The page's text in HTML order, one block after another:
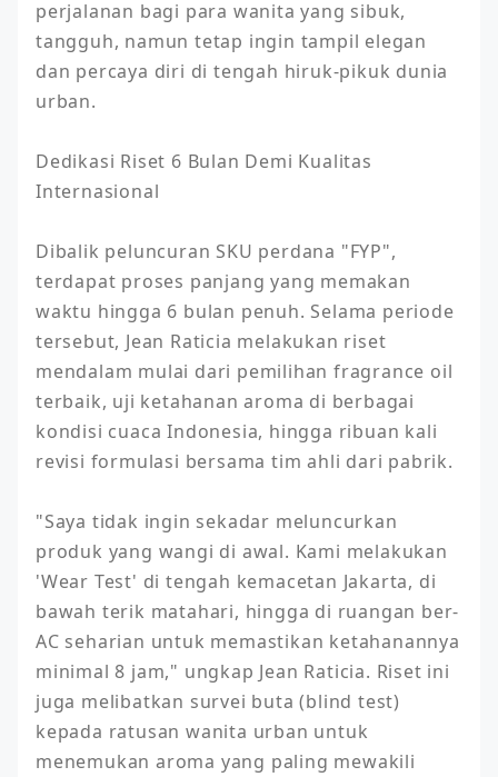
perjalanan bagi para wanita yang sibuk,
tangguh, namun tetap ingin tampil elegan
dan percaya diri di tengah hiruk-pikuk dunia
urban.
Dedikasi Riset 6 Bulan Demi Kualitas
Internasional
Dibalik peluncuran SKU perdana "FYP",
terdapat proses panjang yang memakan
waktu hingga 6 bulan penuh. Selama periode
tersebut, Jean Raticia melakukan riset
mendalam mulai dari pemilihan fragrance oil
terbaik, uji ketahanan aroma di berbagai
kondisi cuaca Indonesia, hingga ribuan kali
revisi formulasi bersama tim ahli dari pabrik.
"Saya tidak ingin sekadar meluncurkan
produk yang wangi di awal. Kami melakukan
'Wear Test' di tengah kemacetan Jakarta, di
bawah terik matahari, hingga di ruangan ber-
AC seharian untuk memastikan ketahanannya
minimal 8 jam," ungkap Jean Raticia. Riset ini
juga melibatkan survei buta (blind test)
kepada ratusan wanita urban untuk
menemukan aroma yang paling mewakili